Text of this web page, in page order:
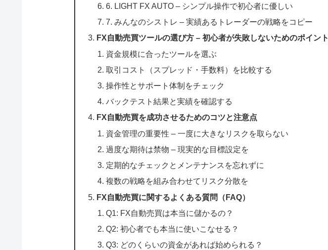
6. LIGHT FX AUTO – シンプル操作で初心者に優しい
7. みんなのシストレ – 実績あるトレーダーの戦略をコピー
FX自動売買ツールの選び方 – 初心者が失敗しないためのポイント
資金規模に合ったツールを選ぶ
取引コスト（スプレッド・手数料）を比較する
操作性とサポート体制をチェック
バックテスト結果と実績を確認する
FX自動売買を成功させるためのコツと注意点
資金管理の重要性 – 一度に大きなリスクを取らない
過度な期待は禁物 – 現実的な目標設定を
定期的なチェックとメンテナンスを忘れずに
複数の戦略を組み合わせてリスク分散を
FX自動売買に関するよくある質問（FAQ）
Q1: FX自動売買は本当に儲かるの？
Q2: 初心者でも本当に使いこなせる？
Q3: どのくらいの資金があれば始められる？